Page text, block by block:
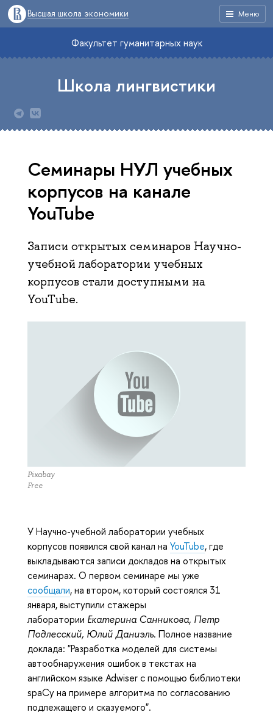
Меню
Высшая школа экономики
Факультет гуманитарных наук
Школа лингвистики
Семинары НУЛ учебных
корпусов на канале
YouTube
Записи открытых семинаров Научно-
учебной лаборатории учебных
корпусов стали доступными на
YouTube.
Pixabay
Free
УНаучно-учебной лаборатории учебных
корпусов появился свой канал на YouTube, где
выкладываются записи докладов на открытых
семинарах. О первом семинаре мы уже
сообщали, на втором, который состоялся 31
января, выступили стажеры
лаборатории Екатерина Санникова, Петр
Подлесский, Юлий Даниэль. Полное название
доклада: "Разработка моделей для системы
автообнаружения ошибок в текстах на
английском языке Adwiser с помощью библиотеки
spaCy на примере алгоритма по согласованию
подлежащего и сказуемого".